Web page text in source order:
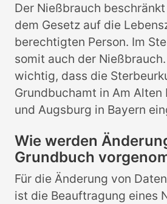
Der Nießbrauch
dem Gesetz auf die
berechtigten Person. Im
somit auch der
wichtig, dass die
Grundbuchamt in Am Alten
und Augsburg in Bayern
Wie werden
Grundbuch
Für die Änderung von
ist die Beauftragung eines